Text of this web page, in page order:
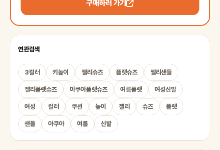
구매하러 가기
연관검색
3컬러 키높이 젤리슈즈 플랫슈즈 젤리샌들
젤리플랫슈즈 아쿠아플랫슈즈 여름플랫 여성신발
여성 컬러 쿠션 높이 젤리 슈즈 플랫
샌들 아쿠아 여름 신발